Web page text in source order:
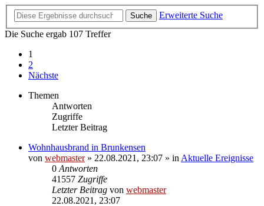
Suche
Erweiterte Suche
Die Suche ergab 107 Treffer
1
2
Nächste
Themen
Antworten
Zugriffe
Letzter Beitrag
Wohnhausbrand in Brunkensen
von webmaster» 22.08.2021, 23:07 » in Aktuelle Ereignisse
0 Antworten
41557 Zugriffe
Letzter Beitrag von webmaster
22.08.2021, 23:07